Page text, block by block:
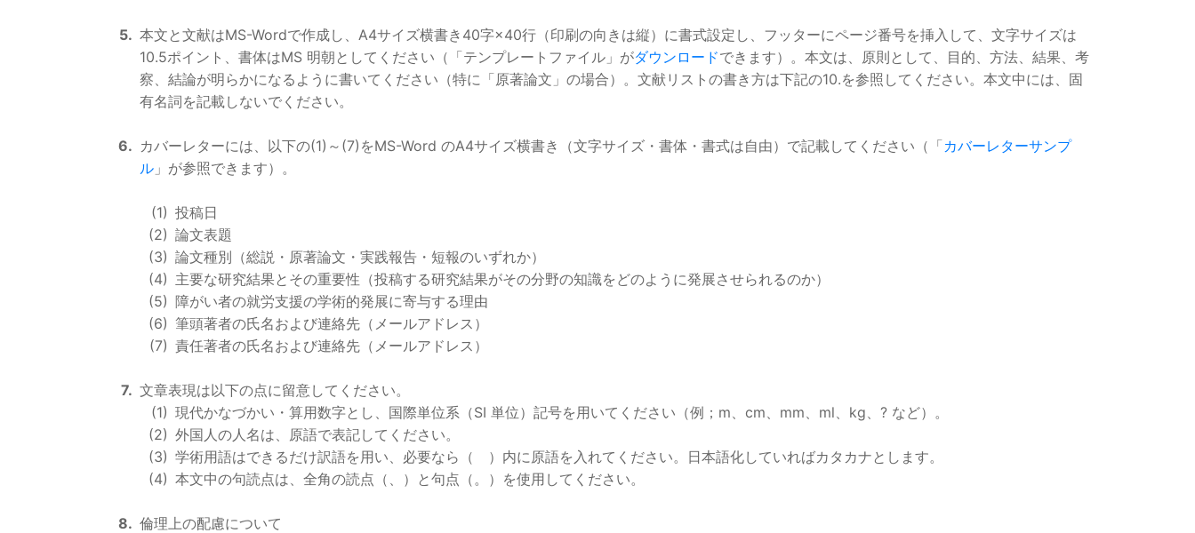
本文と文献はMS-Wordで作成し、A4サイズ横書き40字×40行（印刷の向きは縦）に書式設定し、フッターにページ番号を挿入して、文字サイズは
10.5ポイント、書体はMS 明朝としてください（「テンプレートファイル」がダウンロードできます）。本文は、原則として、目的、方法、結果、考
察、結論が明らかになるように書いてください（特に「原著論文」の場合）。文献リストの書き方は下記の10.を参照してください。本文中には、固
有名詞を記載しないでください。
カバーレターには、以下の(1)～(7)をMS-Word のA4サイズ横書き（文字サイズ・書体・書式は自由）で記載してください（「カバーレターサンプ
ル 」が参照できます）。
投稿日
論文表題
論文種別（総説・原著論文・実践報告・短報のいずれか）
主要な研究結果とその重要性（投稿する研究結果がその分野の知識をどのように発展させられるのか）
障がい者の就労支援の学術的発展に寄与する理由
筆頭著者の氏名および連絡先（メールアドレス）
責任著者の氏名および連絡先（メールアドレス）
文章表現は以下の点に留意してください。
現代かなづかい・算用数字とし、国際単位系（SI 単位）記号を用いてください（例；m、cm、mm、ml、kg、? など）。
外国人の人名は、原語で表記してください。
学術用語はできるだけ訳語を用い、必要なら（ ）内に原語を入れてください。日本語化していればカタカナとします。
本文中の句読点は、全角の読点（、）と句点（。）を使用してください。
倫理上の配慮について